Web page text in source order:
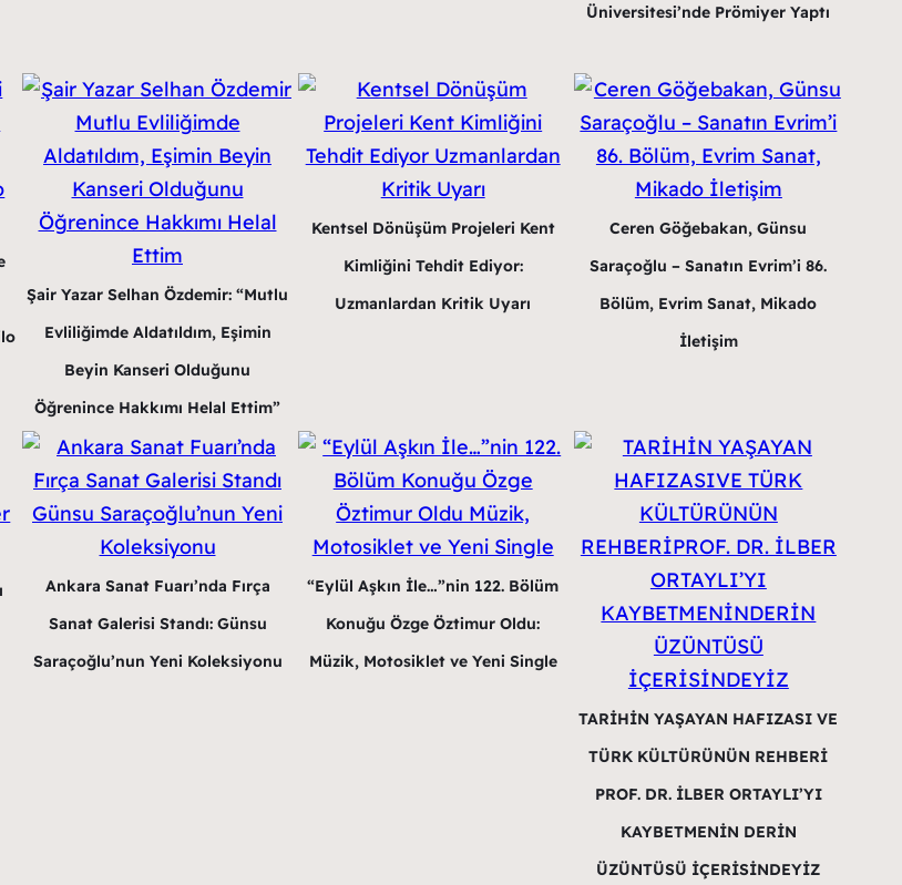
Üniversitesi’nde Prömiyer Yaptı
Şair Yazar Selhan Özdemir: “Mutlu
Evliliğimde Aldatıldım, Eşimin
Beyin Kanseri Olduğunu
Öğrenince Hakkımı Helal Ettim”
Kentsel Dönüşüm Projeleri Kent
Kimliğini Tehdit Ediyor:
Uzmanlardan Kritik Uyarı
Ceren Göğebakan, Günsu
Saraçoğlu – Sanatın Evrim’i 86.
Bölüm, Evrim Sanat, Mikado
İletişim
Ankara Sanat Fuarı’nda Fırça
Sanat Galerisi Standı: Günsu
Saraçoğlu’nun Yeni Koleksiyonu
“Eylül Aşkın İle…”nin 122. Bölüm
Konuğu Özge Öztimur Oldu:
Müzik, Motosiklet ve Yeni Single
TARİHİN YAŞAYAN HAFIZASI VE
TÜRK KÜLTÜRÜNÜN REHBERİ
PROF. DR. İLBER ORTAYLI’YI
KAYBETMENİN DERİN
ÜZÜNTÜSÜ İÇERİSİNDEYİZ